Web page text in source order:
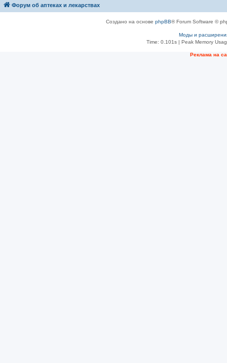
Форум об аптеках и лекарствах
Создано на основе phpBB® Forum Software ©
Моды и
Time: 0.101s| Peak Memory
Рeклама на